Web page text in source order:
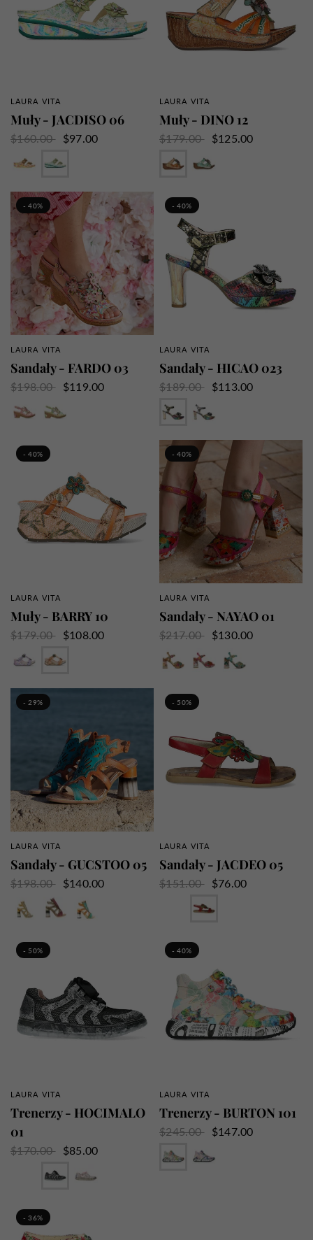
SZYBKI PRZEGLĄD
LAURA VITA
Muły - JACDISO 06
$160.00
$97.00
SZYBKI PRZEGLĄD
LAURA VITA
Muły - DINO 12
$179.00
$125.00
- 40%
SZYBKI PRZEGLĄD
LAURA VITA
Sandały - FARDO 03
$198.00
$119.00
- 40%
SZYBKI PRZEGLĄD
LAURA VITA
Sandały - HICAO 023
$189.00
$113.00
- 40%
SZYBKI PRZEGLĄD
LAURA VITA
Muły - BARRY 10
$179.00
$108.00
- 40%
SZYBKI PRZEGLĄD
LAURA VITA
Sandały - NAYAO 01
$217.00
$130.00
- 29%
SZYBKI PRZEGLĄD
LAURA VITA
Sandały - GUCSTOO 05
$198.00
$140.00
Fushia
- 50%
SZYBKI PRZEGLĄD
LAURA VITA
Sandały - JACDEO 05
$151.00
$76.00
- 50%
SZYBKI PRZEGLĄD
LAURA VITA
Trenerzy - HOCIMALO
01
$170.00
$85.00
- 40%
SZYBKI PRZEGLĄD
LAURA VITA
Trenerzy - BURTON 101
$245.00
$147.00
- 36%